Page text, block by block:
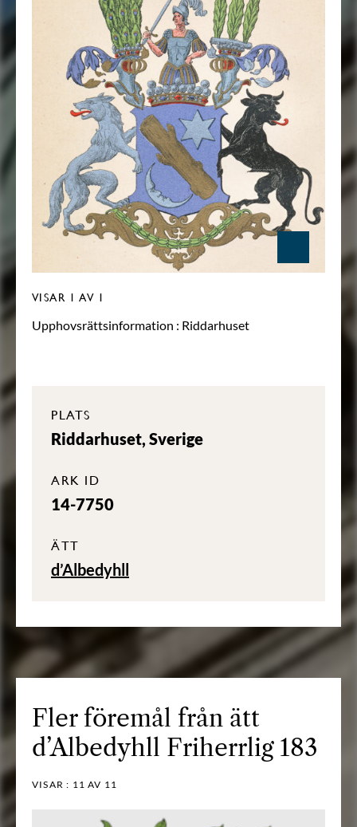
VISAR 1 AV 1
Upphovsrättsinformation : Riddarhuset
PLATS
Riddarhuset, Sverige
ARK ID
14-7750
ÄTT
d’Albedyhll
Fler föremål från ätt
d’Albedyhll Friherrlig 183
VISAR : 11 AV 11